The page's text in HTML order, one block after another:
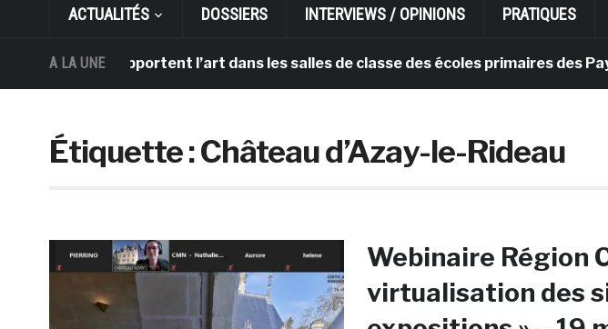
ACTUALITÉS DOSSIERS INTERVIEWS / OPINIONS PRATIQUES
A LA UNE
et DHL apportent l’art dans les salles de classe des écoles primaires des Pays-
Étiquette :Château d’Azay-le-Rideau
Webinaire Région
virtualisation des